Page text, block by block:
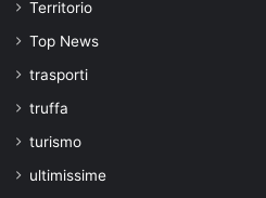
Territorio
Top News
trasporti
truffa
turismo
ultimissime